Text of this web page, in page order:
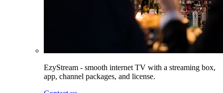
EzyStream - smooth internet TV with a streaming box,
app, channel packages, and license.